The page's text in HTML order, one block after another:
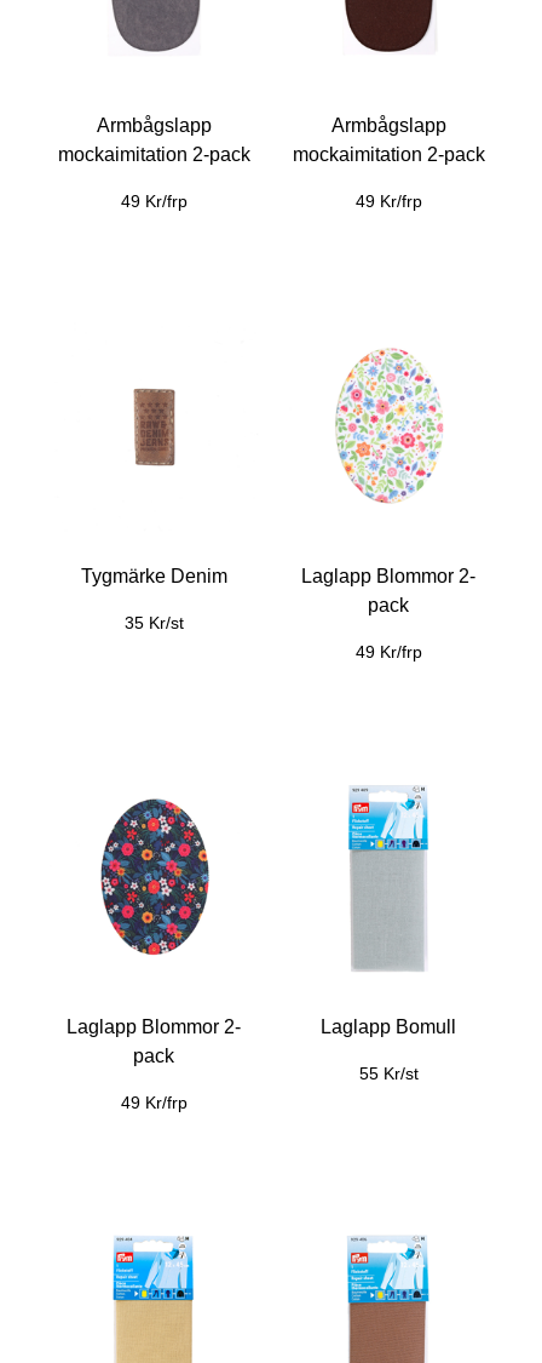
Armbågslapp
mockaimitation 2-pack
49 Kr/frp
Armbågslapp
mockaimitation 2-pack
49 Kr/frp
Tygmärke Denim
35 Kr/st
Laglapp Blommor 2-
pack
49 Kr/frp
Laglapp Blommor 2-
pack
49 Kr/frp
Laglapp Bomull
55 Kr/st